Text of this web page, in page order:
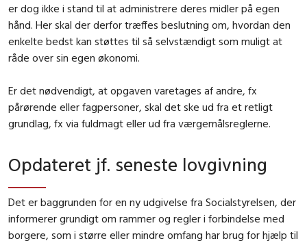
er dog ikke i stand til at administrere deres midler på egen
hånd. Her skal der derfor træffes beslutning om, hvordan den
enkelte bedst kan støttes til så selvstændigt som muligt at
råde over sin egen økonomi.
Er det nødvendigt, at opgaven varetages af andre, fx
pårørende eller fagpersoner, skal det ske ud fra et retligt
grundlag, fx via fuldmagt eller ud fra værgemålsreglerne.
Opdateret jf. seneste lovgivning
Det er baggrunden for en ny udgivelse fra Socialstyrelsen, der
informerer grundigt om rammer og regler i forbindelse med
borgere, som i større eller mindre omfang har brug for hjælp til